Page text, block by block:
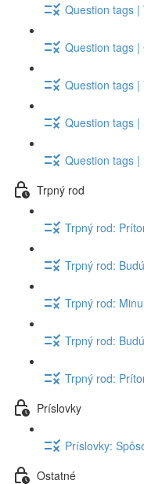
Question tags |
Question tags
Question tags |
Question tags
Question tags
Trpný rod
Trpný rod:
Trpný rod:
Trpný rod:
Trpný rod:
Trpný rod:
Príslovky
Príslovky:
Ostatné